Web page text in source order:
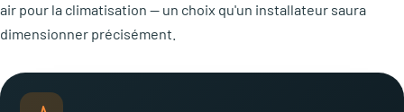
air pour la climatisation — un choix qu'un installateur saura
dimensionner précisément.